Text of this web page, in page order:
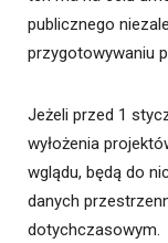
publicznego
przygotowywaniu
Jeżeli przed 1
wyłożenia
wglądu, będą do
danych
dotychczasowym.